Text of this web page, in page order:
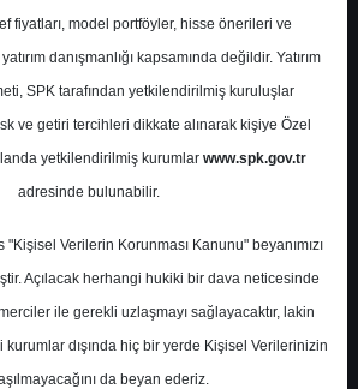
- TÜRK TRAKTÖR VE
ZİRAAT MAKİNELERİ A.Ş.
Fiyat 702.00 ₺
%0.00
0
fiyatları, model portföyler, hisse önerileri ve
danışmanlığı kapsamında değildir. Yatırım
SPK tarafından yetkilendirilmiş kuruluşlar
ve getiri tercihleri dikkate alınarak kişiye Özel
yetkilendirilmiş kurumlar www.spk.gov.tr
adresinde bulunabilir.
Verilerin Korunması Kanunu" beyanımızı
Açılacak herhangi hukiki bir dava neticesinde
ile gerekli uzlaşmayı sağlayacaktır, lakin
dışında hiç bir yerde Kişisel Verilerinizin
da beyan ederiz.